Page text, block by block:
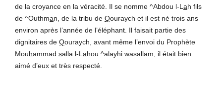
de la croyance en la véracité. Il se nomme ^Abdou l-L ah fils
de ^Outhman, de la tribu de Qouraych et il est né trois ans
environ après l’année de l’éléphant. Il faisait partie des
dignitaires de Qouraych, avant même l’envoi du Prophète
Mouhammad salla l-L ahou ^alayhi wasallam, il était bien
aimé d’eux et très respecté.